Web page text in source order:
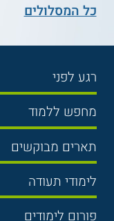
כל המסלולים
רגע לפני
בחירת לימודים
תנאי קבלה
שכר לימוד
אוניברסיטה
מחפש ללמוד
תואר ראשון
תואר שני
הכנה לבגרות
מכינות
תארים מבוקשים
משפטים
מנהל עסקים
לימודי תעודה
נדל"ן
פורום לימודים